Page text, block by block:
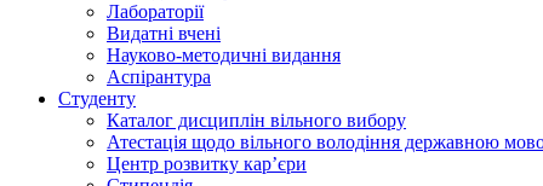
Лабораторії
Видатні вчені
Науково-методичні видання
Аспірантура
Студенту
Каталог дисциплін вільного вибору
Атестація щодо вільного володіння державною
Центр розвитку кар’єри